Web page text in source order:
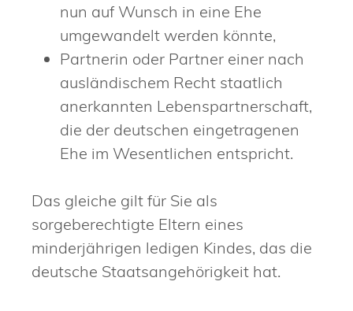
nun auf Wunsch in eine Ehe
umgewandelt werden könnte,
Partnerin oder Partner einer nach
ausländischem Recht staatlich
anerkannten Lebenspartnerschaft,
die der deutschen eingetragenen
Ehe im Wesentlichen entspricht.
Das gleiche gilt für Sie als
sorgeberechtigte Eltern eines
minderjährigen ledigen Kindes, das die
deutsche Staatsangehörigkeit hat.